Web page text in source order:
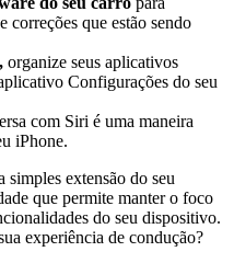
correções que estão sendo
organize seus aplicativos
Configurações do seu
com Siri é uma maneira
iPhone.
extensão do seu
que permite manter o foco
do seu dispositivo.
experiência de condução?